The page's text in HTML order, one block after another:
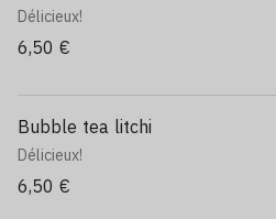
Délicieux!
6,50 €
Bubble tea litchi
Délicieux!
6,50 €